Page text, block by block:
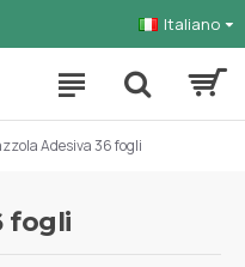
Italiano
Adesiva 36 fogli
fogli